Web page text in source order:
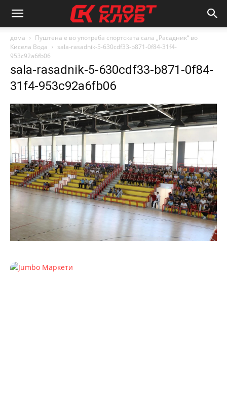
дома
Пуштена е во употреба спортската сала „Расадник“ во
Кисела Вода
sala-rasadnik-5-630cdf33-b871-0f84-31f4-
953c92a6fb06
sala-rasadnik-5-630cdf33-b871-0f84-
31f4-953c92a6fb06